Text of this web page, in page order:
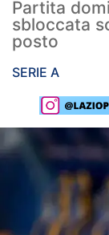
Primavera
Lazio
Rassegna
Social
Calcio
Serie A
Partita
sbloccata
posto
SERIE A